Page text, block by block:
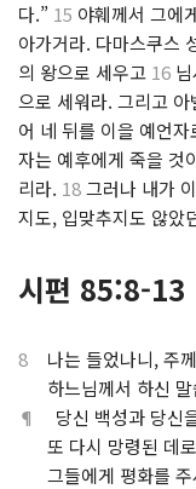
다.” 15 야훼께서 그에
아가거라. 다마스쿠스
의 왕으로 세우고 16
으로 세워라. 그리고
어 네 뒤를 이을 예언자
자는 예후에게 죽을 것
리라. 18그러나 내가
지도, 입맞추지도 않았
시편 85:8-13
8 나는 들었나니, 주
하느님께서 하신
¶ 당신 백성과 당신
또 다시 망령된 데
그들에게 평화를